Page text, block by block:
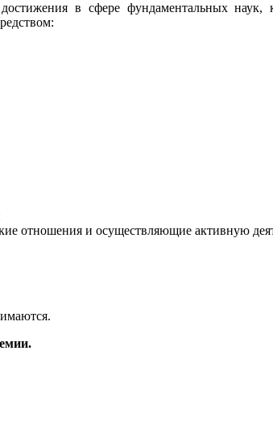
в сфере фундаментальных наук,
и осуществляющие активную